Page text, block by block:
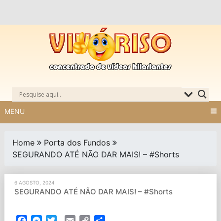
MENU
Home
Porta dos Fundos
SEGURANDO ATÉ NÃO DAR MAIS! – #Shorts
6 AGOSTO, 2024
SEGURANDO ATÉ NÃO DAR MAIS! – #Shorts